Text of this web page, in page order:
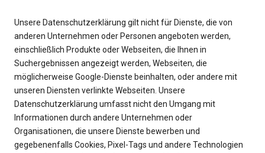
Unsere Datenschutzerklärung gilt nicht für Dienste, die von
anderen Unternehmen oder Personen angeboten werden,
einschließlich Produkte oder Webseiten, die Ihnen in
Suchergebnissen angezeigt werden, Webseiten, die
möglicherweise Google-Dienste beinhalten, oder andere mit
unseren Diensten verlinkte Webseiten. Unsere
Datenschutzerklärung umfasst nicht den Umgang mit
Informationen durch andere Unternehmen oder
Organisationen, die unsere Dienste bewerben und
gegebenenfalls Cookies, Pixel-Tags und andere Technologien